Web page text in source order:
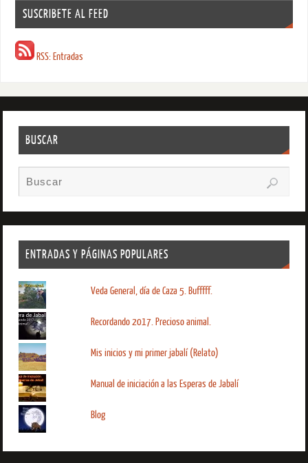
SUSCRIBETE AL FEED
RSS: Entradas
BUSCAR
ENTRADAS Y PÁGINAS POPULARES
Veda General, día de Caza 5. Bufffff.
Recordando 2017. Precioso animal.
Mis inicios y mi primer jabalí (Relato)
Manual de iniciación a las Esperas de Jabalí
Blog